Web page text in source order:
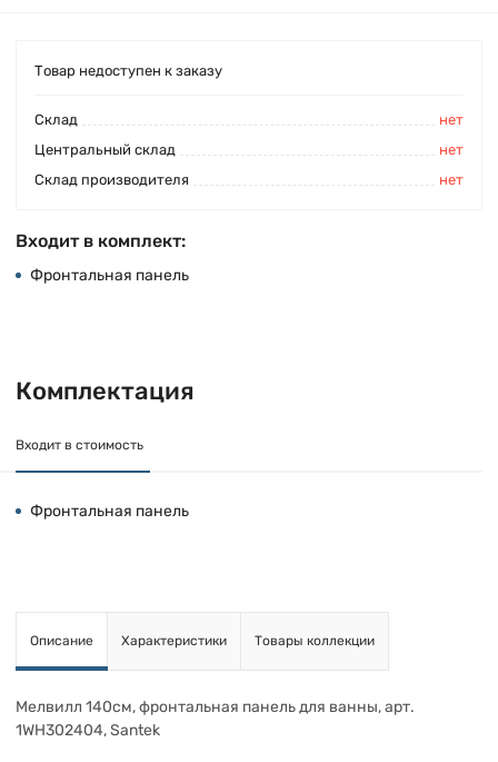
Товар недоступен к заказу
Cклад
нет
Центральный склад
нет
Склад производителя
нет
Входит в комплект:
Фронтальная панель
Комплектация
Входит в стоимость
Фронтальная панель
Описание Характеристики Товары коллекции
Мелвилл 140см, фронтальная панель для ванны, арт.
1WH302404, Santek